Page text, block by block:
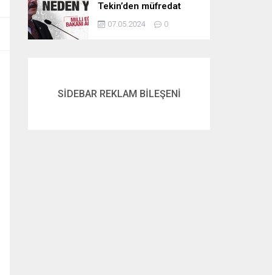
Tekin’den müfredat
açıklaması! İntegral
neden yok? İşte
07.05.2024 0
SİDEBAR REKLAM BİLEŞENİ